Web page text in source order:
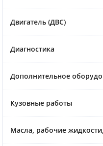
Двигатель (ДВС)
Диагностика
Дополнительное
Кузовные работы
Масла, рабочие